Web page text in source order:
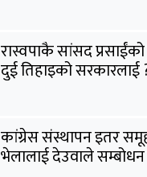
रास्वपाकै सांसद प्रसाईंको
दुई तिहाइको सरकारलाई
कांग्रेस संस्थापन इतर
भेलालाई देउवाले सम्बोधन